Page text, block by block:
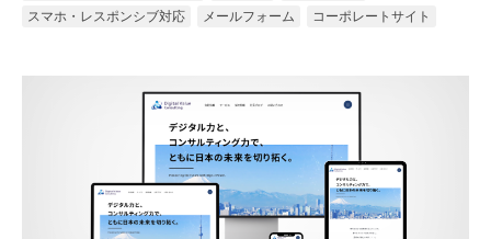
スマホ・レスポンシブ対応
メールフォーム コーポレートサイト